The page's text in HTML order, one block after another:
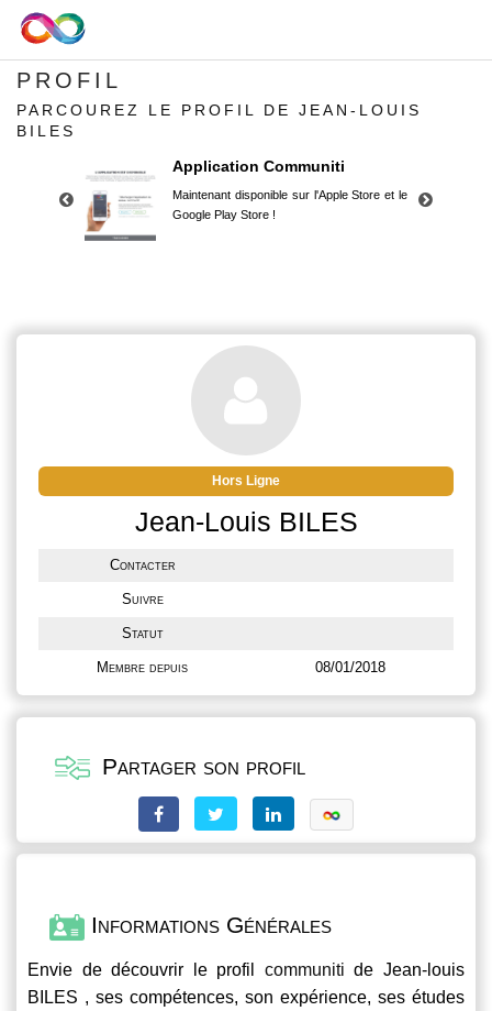
PROFIL
PARCOUREZ LE PROFIL DE JEAN-LOUIS
BILES
Application Communiti
Maintenant disponible sur l'Apple Store et le
Google Play Store !
Google Play Store !
Hors Ligne
Jean-Louis BILES
Contacter
Suivre
Statut
Membre depuis 08/01/2018
Partager son profil
Informations Générales
Envie de découvrir le profil communiti de Jean-louis
BILES , ses compétences, son expérience, ses études